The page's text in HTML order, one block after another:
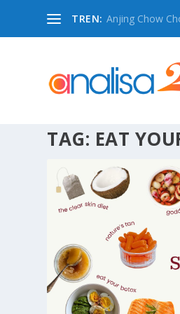
TREN: Anjing Chow
TAG: EAT